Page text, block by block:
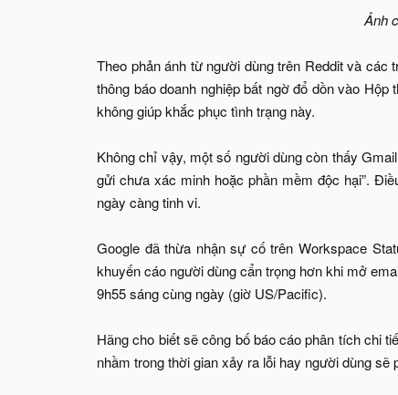
Ảnh
Theo phản ánh từ người dùng trên Reddit và
thông báo doanh nghiệp bất ngờ đổ dồn vào
không giúp khắc phục tình trạng này.
Không chỉ vậy, một số người dùng còn thấy
gửi chưa xác minh hoặc phần mềm độc hại”.
ngày càng tinh vi.
Google đã thừa nhận sự cố trên Workspace
khuyến cáo người dùng cẩn trọng hơn khi mở
9h55 sáng cùng ngày (giờ US/Pacific).
Hãng cho biết sẽ công bố báo cáo phân tích chi
nhầm trong thời gian xảy ra lỗi hay người dùng sẽ